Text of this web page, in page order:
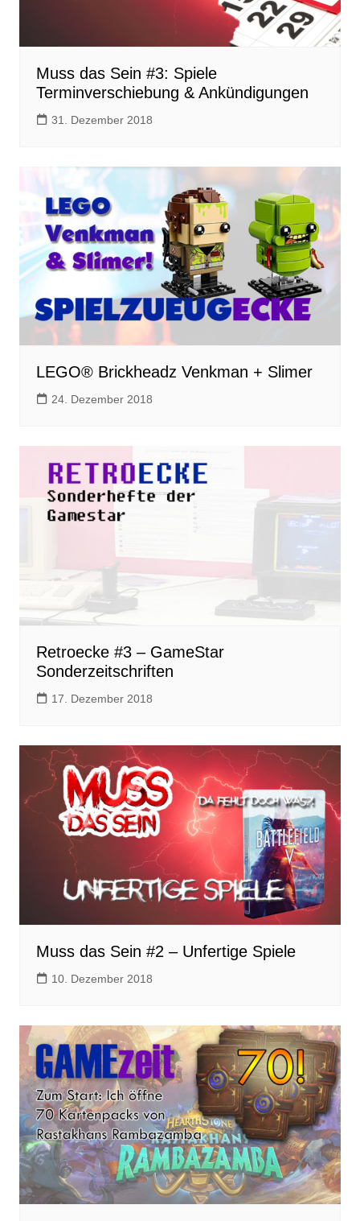
Muss das Sein #3: Spiele
Terminverschiebung & Ankündigungen
31. Dezember 2018
LEGO® Brickheadz Venkman + Slimer
24. Dezember 2018
Retroecke #3 – GameStar
Sonderzeitschriften
17. Dezember 2018
Muss das Sein #2 – Unfertige Spiele
10. Dezember 2018